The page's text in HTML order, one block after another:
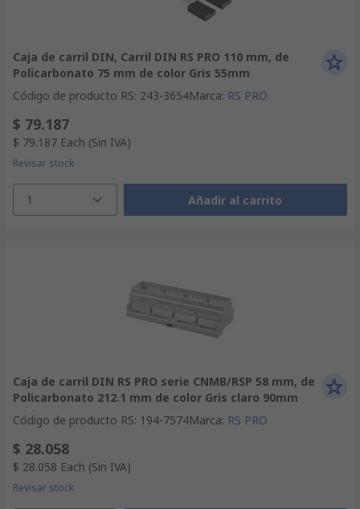
Caja de carril DIN, Carril DIN RS PRO 110 mm, de
Policarbonato 75 mm de color Gris 55mm
Código de producto RS: 243-3654Marca: RS PRO
$ 79.187
$ 79.187 Each (Sin IVA)
Revisar stock
1 Añadir al carrito
Caja de carril DIN RS PRO serie CNMB/RSP 58 mm, de
Policarbonato 212.1 mm de color Gris claro 90mm
Código de producto RS: 194-7574Marca: RS PRO
$ 28.058
$ 28.058 Each (Sin IVA)
Revisar stock